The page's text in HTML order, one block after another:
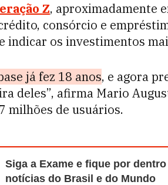
Z, aproximadamente
consórcio e
indicar os investimentos
já fez 18 anos, e agora
deles”, afirma Mario
milhões de usuários.
Siga a Exame e fique por
notícias do Brasil e do Mundo